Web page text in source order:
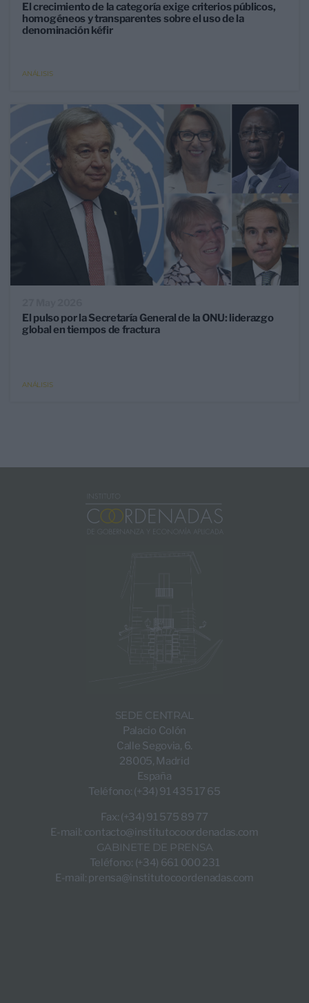
El crecimiento de la categoría exige criterios públicos,
homogéneos y transparentes sobre el uso de la
denominación kéfir
ANÁLISIS
El pulso por la Secretaría General de la ONU: liderazgo
global en tiempos de fractura
ANÁLISIS
SEDE CENTRAL
Palacio Colón
Calle Segovia, 6.
28005, Madrid
España
Teléfono: (+34) 91 435 17 65
Fax: (+34) 91 575 89 77
E-mail: contacto@institutocoordenadas.com
GABINETE DE PRENSA
Teléfono: (+34) 661 000 231
E-mail: prensa@institutocoordenadas.com